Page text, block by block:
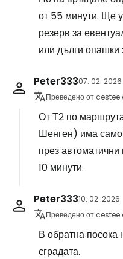
от 55 минути. Ще
резерв за
или дълги опашки
Peter33307. 02. 2026
Преведено от
От Т2 по
Шенген) има само
през
10 минути.
Peter33310. 02. 2026
Преведено от
В обратна посока
сградата.